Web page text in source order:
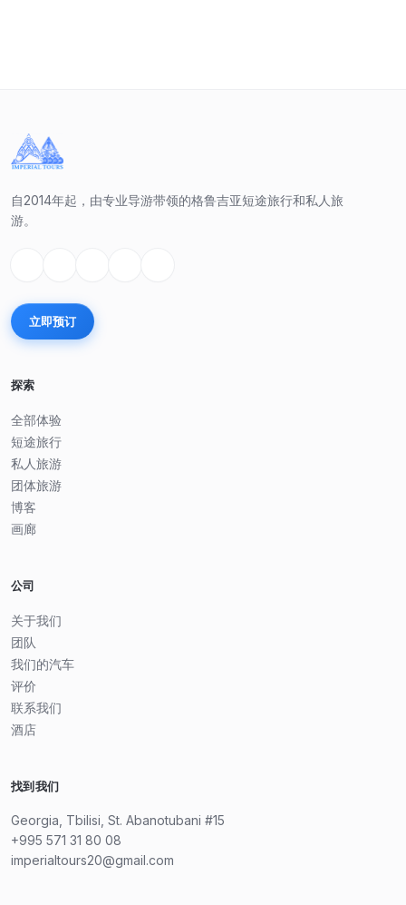
自2014年起，由专业导游带领的格鲁吉亚短途旅行和私人旅
游。
立即预订
探索
全部体验
短途旅行
私人旅游
团体旅游
博客
画廊
公司
关于我们
团队
我们的汽车
评价
联系我们
酒店
找到我们
Georgia, Tbilisi, St. Abanotubani #15
+995 571 31 80 08
imperialtours20@gmail.com